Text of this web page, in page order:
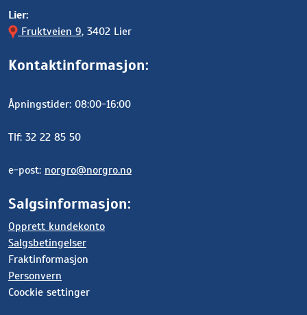
Lier:
Fruktveien 9, 3402 Lier
Kontaktinformasjon:
Åpningstider: 08:00-16:00
Tlf: 32 22 85 50
e-post: norgro@norgro.no
Salgsinformasjon:
Opprett kundekonto
Salgsbetingelser
Fraktinformasjon
Personvern
Coockie settinger